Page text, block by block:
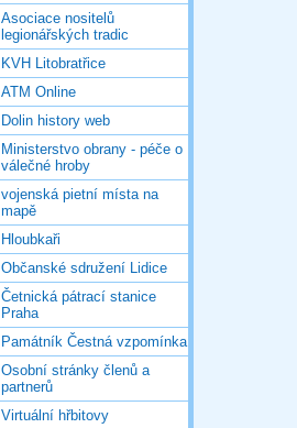
Asociace nositelů
legionářských tradic
KVH Litobratřice
ATM Online
Dolin history web
Ministerstvo obrany - péče o
válečné hroby
vojenská pietní místa na
mapě
Hloubkaři
Občanské sdružení Lidice
Četnická pátrací stanice
Praha
Památník Čestná vzpomínka
Osobní stránky členů a
partnerů
Virtuální hřbitovy